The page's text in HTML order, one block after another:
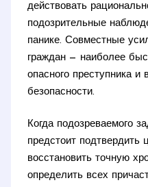
действовать
подозрительные
панике. Совместные
граждан — наиболее
опасного преступника и
безопасности.
Когда подозреваемого
предстоит подтвердить
восстановить точную
определить всех